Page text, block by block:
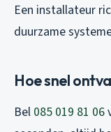
Een installateur
duurzame
Hoe snel
Bel 085 019 81 06